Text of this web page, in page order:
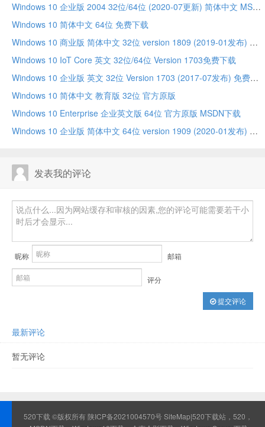
Windows 10 企业版 2004 32位/64位 (2020-07更新) 简体中文 MSDN原版
Windows 10 简体中文 64位 免费下载
Windows 10 商业版 简体中文 32位 version 1809 (2019-01发布) 免费下载
Windows 10 IoT Core 英文 32位/64位 Version 1703免费下载
Windows 10 企业版 英文 32位 Version 1703 (2017-07发布) 免费下载
Windows 10 简体中文 教育版 32位 官方原版
Windows 10 Enterprise 企业英文版 64位 官方原版 MSDN下载
Windows 10 企业版 简体中文 64位 version 1909 (2020-01发布) 免费下载
发表我的评论
昵称 邮箱
评分
提交评论
最新评论
暂无评论
520下载 ©版权所有陕ICP备2021004570号SiteMap|520下载站，520，